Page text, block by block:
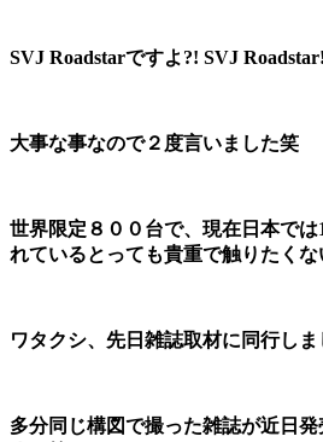
SVJ Roadstarですよ?! SVJ Roadstar!
大事な事なので２度言いました笑
世界限定８００台で、現在日本で
れているとっても貴重で触りたく
ワタクシ、先日雑誌取材に同行しま
多分同じ構図で撮った雑誌が近日